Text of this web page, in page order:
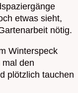
etwas sieht,
nötig.
Winterspeck
den
plötzlich tauchen